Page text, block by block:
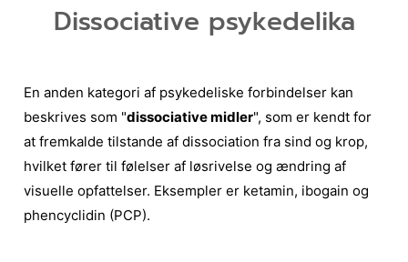
Dissociative psykedelika
En anden kategori af psykedeliske forbindelser kan
beskrives som "dissociative midler", som er kendt for
at fremkalde tilstande af dissociation fra sind og krop,
hvilket fører til følelser af løsrivelse og ændring af
visuelle opfattelser. Eksempler er ketamin, ibogain og
phencyclidin (PCP).